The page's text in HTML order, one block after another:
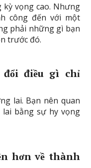
vọng cao. Nhưng
công đến với một
phải những gì bạn
trước đó.
điều gì chỉ
lai. Bạn nên quan
bằng sự hy vọng
hơn về thành